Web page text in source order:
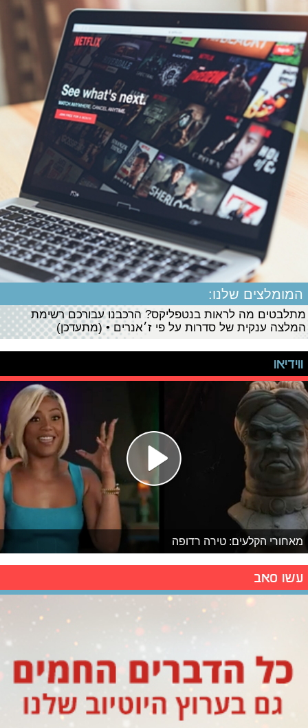
המומלצים שלנו:
מתלבטים מה לראות בנטפליקס? הרכבנו עבורכם רשימת
המלצה ענקית של סדרות על פי ז׳אנרים • (מתעדכן)
ווידיאו
מאחורי הקלעים: טירה רדופה
עשו סאב